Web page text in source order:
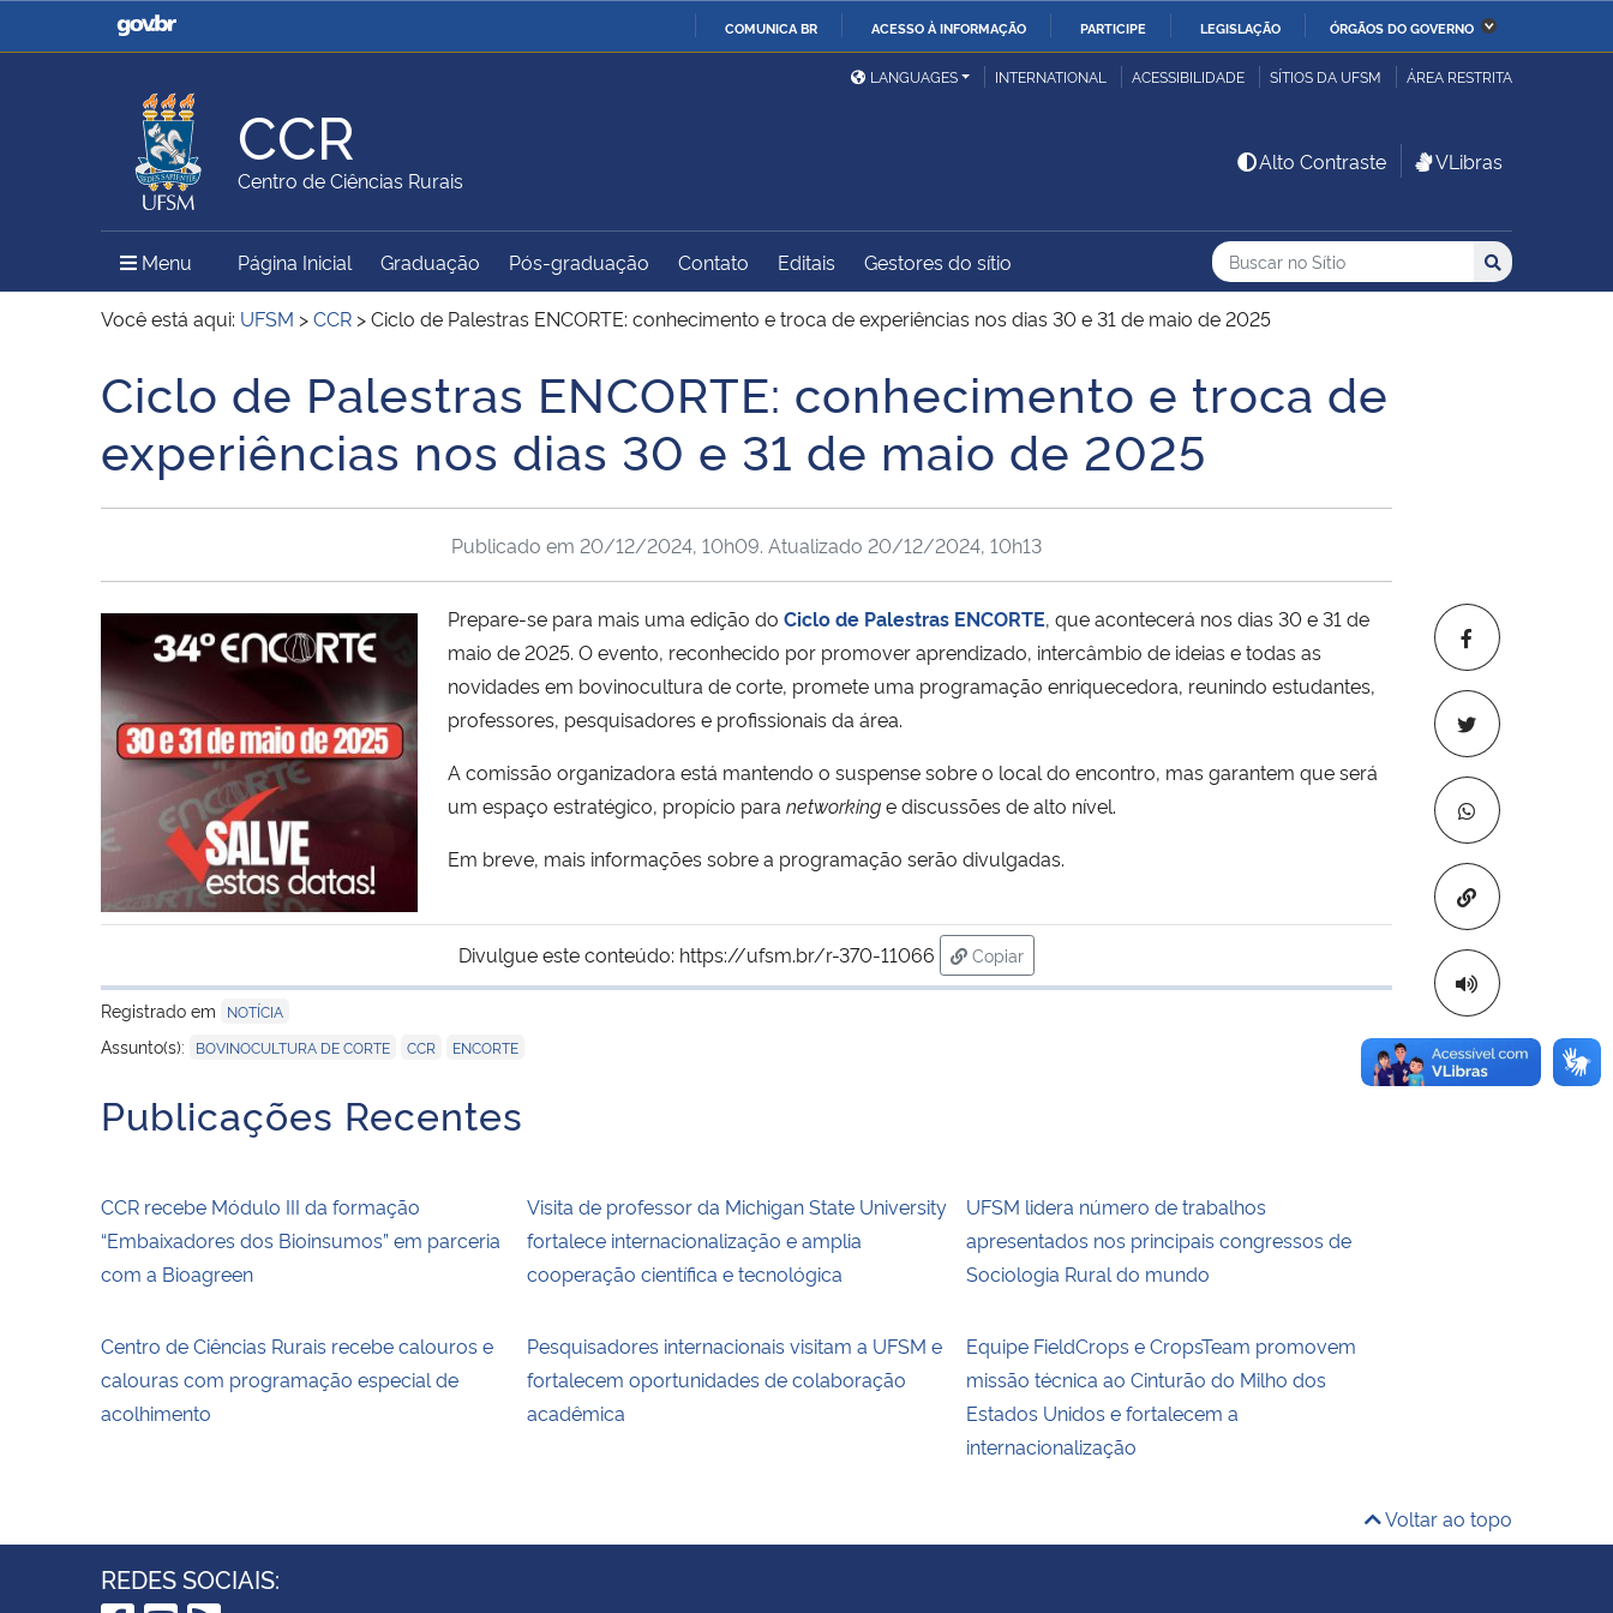
COMUNICA BR ACESSO À INFORMAÇÃO PARTICIPE LEGISLAÇÃO ÓRGÃOS DO GOVERNO
Casa Civil
Ministério da Justiça e
Ministério da Defesa
Ministério das Relações
Exteriores
Ministério da Economia Ministério da Infraestrutura
Ministério da Agricultura,
Pecuária e Abastecimento
Ministério da Educação
Ministério da Ciência,
Tecnologia, Inovações e
Ministério do Meio Ambiente Ministério do Turismo
Ministério do
Desenvolvimento Regional
Controladoria-Geral da
União
Família e dos Direitos
Secretaria de Governo
Gabinete de Segurança
Institucional
Advocacia-Geral da União Banco Central do Brasil Planalto
LANGUAGES INTERNATIONAL ACESSIBILIDADE SÍTIOS DA UFSM ÁREA RESTRITA
CCR
Centro de Ciências Rurais
Alto Contraste VLibras
Menu Menu Principal do Sítio
Página Inicial Graduação Pós-graduação Contato Editais Gestores do sítio Busca
Buscar no no Sítio
Busca: Buscar
Você está aqui: UFSM >CCR >Ciclo de Palestras ENCORTE: conhecimento e troca de experiências nos dias 30 e 31 de maio de 2025
Início do conteúdo
Ciclo de Palestras ENCORTE: conhecimento e troca de
experiências nos dias 30 e 31 de maio de 2025
Copiar para
Publicado em 20/12/2024, 10h09. Atualizado 20/12/2024, 10h13
Prepare-se para mais uma edição do Ciclo de Palestras ENCORTE, que acontecerá nos dias 30 e 31 de
maio de 2025. O evento, reconhecido por promover aprendizado, intercâmbio de ideias e todas as
novidades em bovinocultura de corte, promete uma programação enriquecedora, reunindo estudantes,
professores, pesquisadores e profissionais da área.
A comissão organizadora está mantendo o suspense sobre o local do encontro, mas garantem que será
um espaço estratégico, propício para networkinge discussões de alto nível.
Em breve, mais informações sobre a programação serão divulgadas.
Divulgue este conteúdo: https://ufsm.br/r-370-11066
Copiar
para área de transferência
Registrado em
NOTÍCIA
Assunto(s): BOVINOCULTURA DE CORTE CCR ENCORTE
Publicações Recentes
CCR recebe Módulo III da formação
“Embaixadores dos Bioinsumos” em parceria
com a Bioagreen
Visita de professor da Michigan State University
fortalece internacionalização e amplia
cooperação científica e tecnológica
UFSM lidera número de trabalhos
apresentados nos principais congressos de
Sociologia Rural do mundo
Centro de Ciências Rurais recebe calouros e
calouras com programação especial de
acolhimento
Pesquisadores internacionais visitam a UFSM e
fortalecem oportunidades de colaboração
acadêmica
Equipe FieldCrops e CropsTeam promovem
missão técnica ao Cinturão do Milho dos
Estados Unidos e fortalecem a
internacionalização
Voltar ao topo
REDES SOCIAIS: